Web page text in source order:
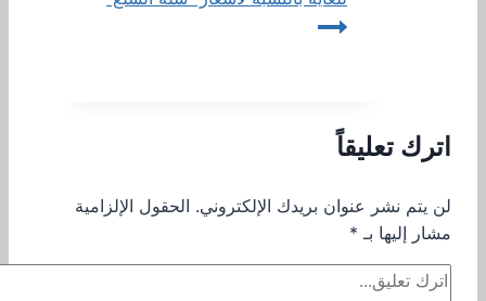
اترك تعليقاً
لن يتم نشر عنوان بريدك الإلكتروني. الحقول الإلزامية
مشار إليها بـ *